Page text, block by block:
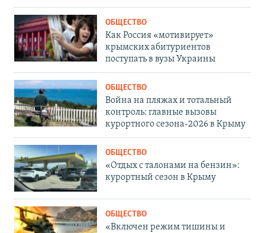
ОБЩЕСТВО
Как Россия «мотивирует»
крымских абитуриентов
поступать в вузы Украины
ОБЩЕСТВО
Война на пляжах и тотальный
контроль: главные вызовы
курортного сезона-2026 в Крыму
ОБЩЕСТВО
«Отдых с талонами на бензин»:
курортный сезон в Крыму
ОБЩЕСТВО
«Включен режим тишины и